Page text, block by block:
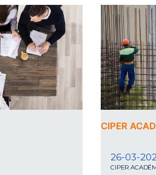
CIPER
26-03-
CIPER